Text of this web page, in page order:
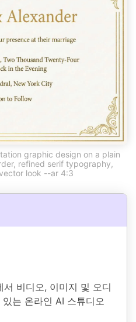
graphic design on a plain
refined serif typography,
look --ar 4:3
비디오, 이미지 및 오디
는 온라인 AI 스튜디오